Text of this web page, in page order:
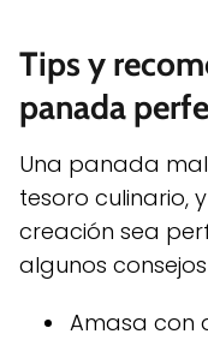
Tips y
panada
Una panada
tesoro culinario,
creación sea
algunos
Amasa con